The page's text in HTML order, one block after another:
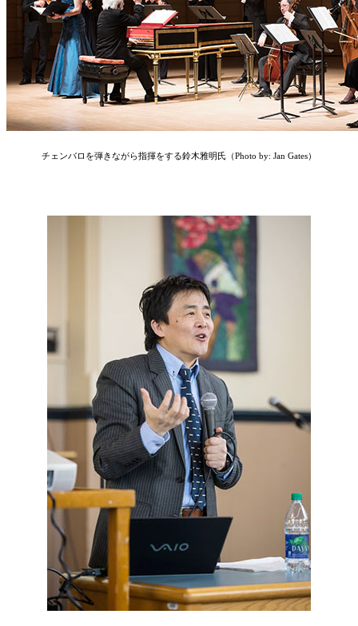
チェンバロを弾きながら指揮をする鈴木雅明氏（Photo by: Jan Gates）